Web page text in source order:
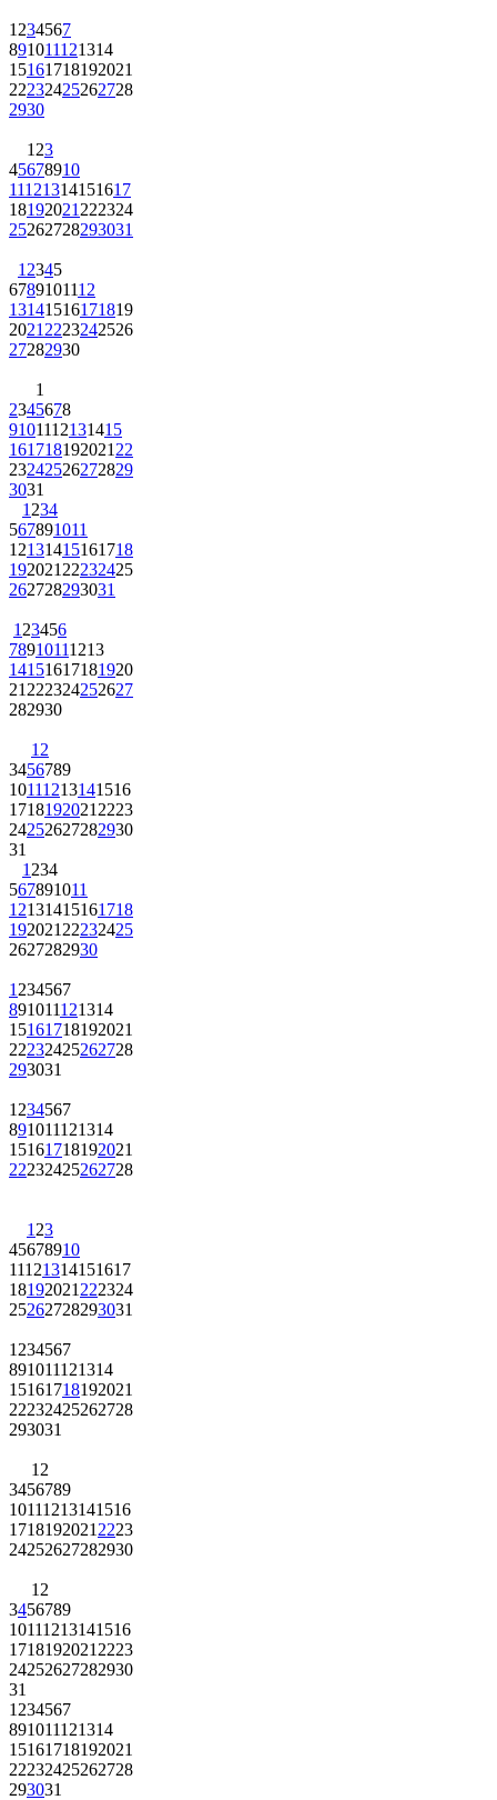
1 234567
891011121314
15161718192021
22232425262728
2930
1 23
45678910
11121314151617
18192021 222324
25262728293031
1 2345
6789101112
13141516171819
2021 2223242526
27282930
1
2345678
9101112131415
161718192021 22
23242526272829
3031
1 234
567891011
12131415161718
192021 22232425
262728293031
1 23456
78910111213
14151617181920
21 222324252627
282930
1 2
3456789
10111213141516
1718192021 2223
24252627282930
31
1 234
567891011
12131415161718
192021 22232425
2627282930
1 234567
891011121314
15161718192021
22232425262728
293031
1 234567
891011121314
15161718192021
22232425262728
1 23
45678910
11121314151617
18192021 222324
25262728293031
1 234567
891011121314
15161718192021
22232425262728
293031
1 2
3456789
10111213141516
1718192021 2223
24252627282930
1 2
3456789
10111213141516
1718192021 2223
24252627282930
31
1 234567
891011121314
15161718192021
22232425262728
293031